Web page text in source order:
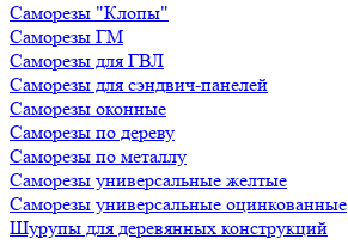
Саморезы "Клопы"
Саморезы ГМ
Саморезы для ГВЛ
Саморезы для сэндвич-панелей
Саморезы оконные
Саморезы по дереву
Саморезы по металлу
Саморезы универсальные желтые
Саморезы универсальные оцинкованные
Шурупы для деревянных конструкций